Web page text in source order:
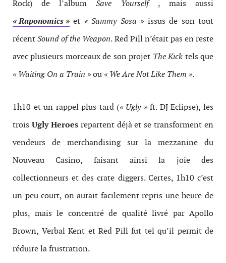
Rock) de l’albumSave Yourself , mais aussi
« Raponomics » et « Sammy Sosa » issus de son tout
récentSound of the Weapon. Red Pill n’était pas en reste
avec plusieurs morceaux de son projet The Kick tels que
« Waiting On a Train »ou « We Are Not Like Them ».
1h10 et un rappel plus tard (« Ugly »ft. DJ Eclipse), les
trois Ugly Heroesrepartent déjà et se transforment en
vendeurs de merchandising sur la mezzanine du
Nouveau Casino, faisant ainsi la joie des
collectionneurs et des crate diggers. Certes, 1h10 c’est
un peu court, on aurait facilement repris une heure de
plus, mais le concentré de qualité livré par Apollo
Brown, Verbal Kent et Red Pill fut tel qu’il permit de
réduire la frustration.